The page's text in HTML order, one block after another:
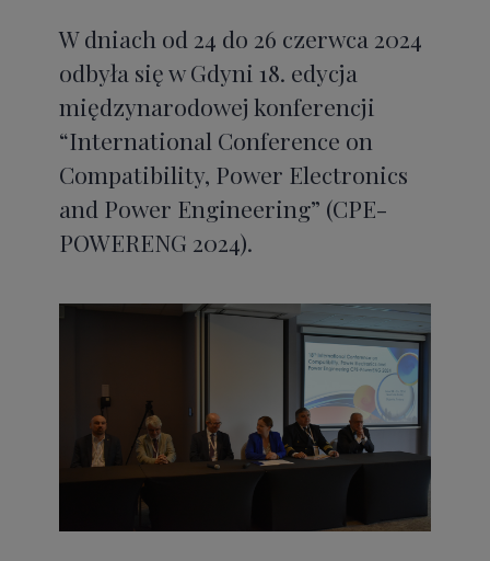
W dniach od 24 do 26 czerwca 2024
odbyła się w Gdyni 18. edycja
międzynarodowej konferencji
“International Conference on
Compatibility, Power Electronics
and Power Engineering” (CPE-
POWERENG 2024).